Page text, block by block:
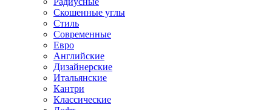
Скошенные углы
Стиль
Современные
Евро
Английские
Дизайнерские
Итальянские
Кантри
Классические